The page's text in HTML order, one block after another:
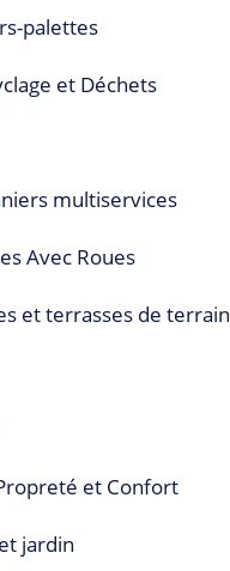
palettes
et Déchets
multiservices
Avec Roues
et terrasses de terrain
et Confort
jardin